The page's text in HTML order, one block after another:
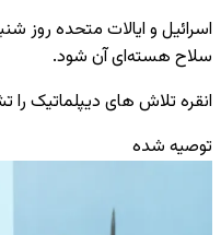
اسرائیل و ایالات متحده روز
سلاح هسته‌ای آن شود.
انقره تلاش‌ های دیپلماتیک را
توصیه شده